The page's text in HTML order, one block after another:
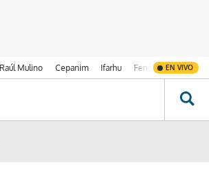
Mulino Cepanim Ifarhu Fenómeno de El
EN VIVO